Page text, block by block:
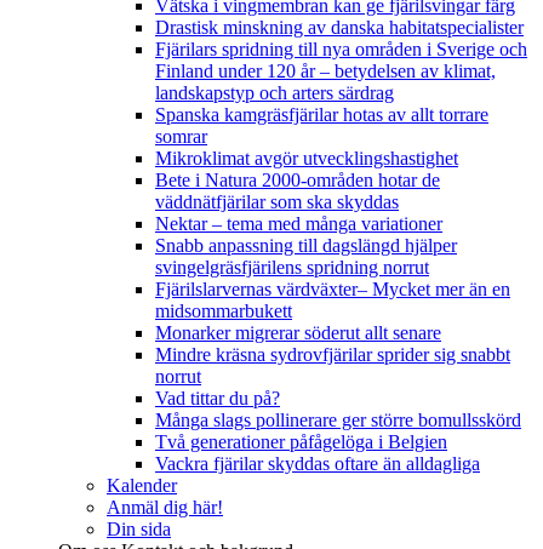
Vätska i vingmembran kan ge fjärilsvingar färg
Drastisk minskning av danska habitatspecialister
Fjärilars spridning till nya områden i Sverige och
Finland under 120 år– betydelsen av klimat,
landskapstyp och arters särdrag
Spanska kamgräsfjärilar hotas av allt torrare
somrar
Mikroklimat avgör utvecklingshastighet
Bete i Natura 2000-områden hotar de
väddnätfjärilar som ska skyddas
Nektar – tema med många variationer
Snabb anpassning till dagslängd hjälper
svingelgräsfjärilens spridning norrut
Fjärilslarvernas värdväxter– Mycket mer än en
midsommarbukett
Monarker migrerar söderut allt senare
Mindre kräsna sydrovfjärilar sprider sig snabbt
norrut
Vad tittar du på?
Många slags pollinerare ger större bomullsskörd
Två generationer påfågelöga i Belgien
Vackra fjärilar skyddas oftare än alldagliga
Kalender
Anmäl dig här!
Din sida